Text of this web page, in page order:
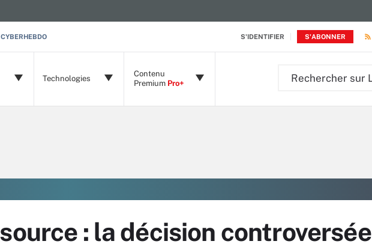
S'IDENTIFIER S'ABONNER
CYBERHEBDO
Technologies
Contenu
Premium Pro+
source : la décision controversée